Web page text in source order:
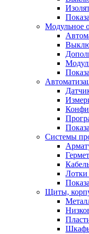
Модульное
Системы
Лотки
Щиты,